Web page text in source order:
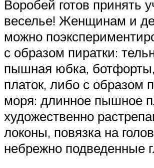
Воробей готов принять
веселье! Женщинам и
можно
с образом пиратки:
пышная юбка,
платок, либо с образом
моря: длинное пышное
художественно
локоны, повязка на
небрежно подведенные